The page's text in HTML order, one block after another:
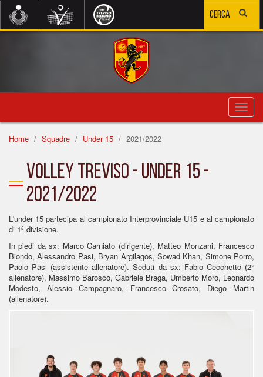
Home
Squadre Under 15 2021/2022
Volley Treviso - Under 15 -
2021/2022
L'under 15 partecipa al campionato Interprovinciale U15 e al campionato
di 1ª divisione.
In piedi da sx: Marco Carniato (dirigente), Matteo Monzani, Francesco
Biondo, Alessandro Pasi, Bryan Argilagos, Sowad Khan, Simone Porro,
Paolo Pasi (assistente allenatore). Seduti da sx: Fabio Cecchetto (2°
allenatore), Massimo Barosco, Gabriele Braga, Umberto Moro, Leonardo
Modesto, Alessio Campagnaro, Francesco Crosato, Diego Martin
(allenatore).